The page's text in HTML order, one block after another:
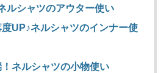
ルシャツのアウター使い
UP♪ネルシャツのインナー使
ネルシャツの小物使い